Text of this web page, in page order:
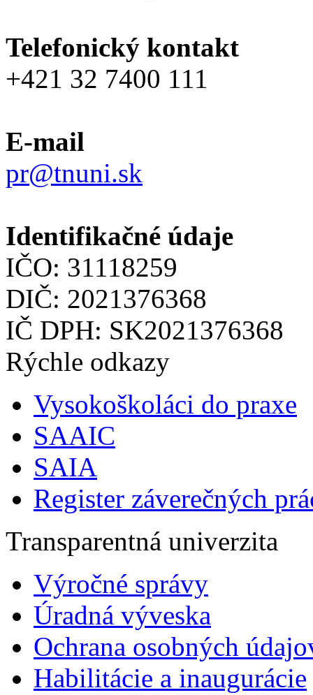
Telefonický kontakt
+421 32 7400 111
E-mail
pr@tnuni.sk
Identifikačné údaje
IČO: 31118259
DIČ: 2021376368
IČ DPH: SK2021376368
Rýchle odkazy
Vysokoškoláci do praxe
SAAIC
SAIA
Register záverečných
Transparentná univerzita
Výročné správy
Úradná výveska
Ochrana osobných
Habilitácie a inaugurácie